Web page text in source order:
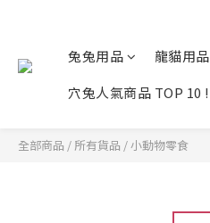
兔兔用品 龍貓用品
穴兔人氣商品 TOP 10 !
全部商品 / 所有貨品 /小動物零食